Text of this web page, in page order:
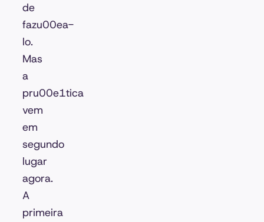
de
fazu00ea-
lo.
Mas
a
pru00e1tica
vem
em
segundo
lugar
agora.
A
primeira